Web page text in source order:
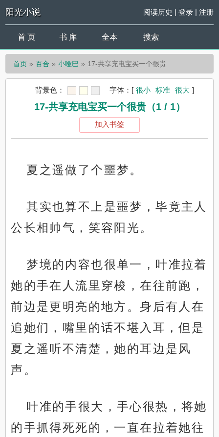
阳光小说 阅读历史 | 登录| 注册
首 页 书 库 全本 搜索
首页 百合 小哑巴 17-共享充电宝买一个很贵
背景色： 字体： [ 很小 标准 很大 ]
17-共享充电宝买一个很贵（1 / 1）
加入书签
夏之遥做了个噩梦。
其实也算不上是噩梦，毕竟主人
公长相帅气，笑容阳光。
梦境的内容也很单一，叶准拉着
她的手在人流里穿梭，在往前跑，
前边是更明亮的地方。身后有人在
追她们，嘴里的话不堪入耳，但是
夏之遥听不清楚，她的耳边是风
声。
叶准的手很大，手心很热，将她
的手抓得死死的，一直在拉着她往